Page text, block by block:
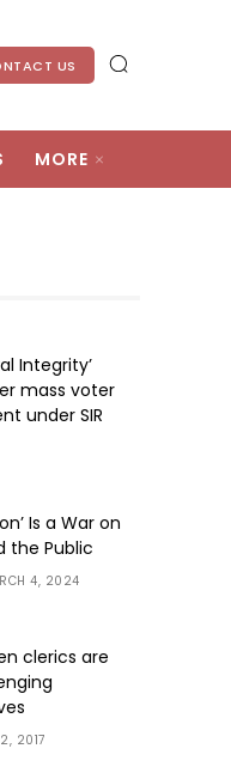
US
MORE
Integrity’
mass voter
under SIR
Is a War on
the Public
4, 2024
clerics are
2017